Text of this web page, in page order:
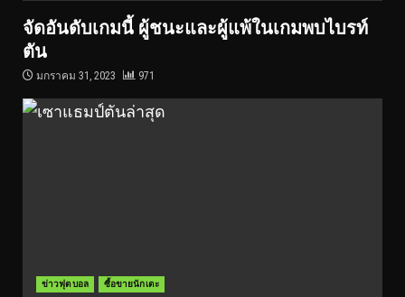
จัดอันดับเกมนี้ ผู้ชนะและผู้แพ้ในเกมพบไบรท์
ตัน
มกราคม 31, 2023 971
ข่าวฟุตบอล ซื้อขายนักเตะ